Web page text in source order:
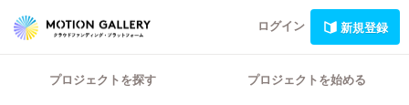
ログイン 新規登録
プロジェクトを探す プロジェクトを始める